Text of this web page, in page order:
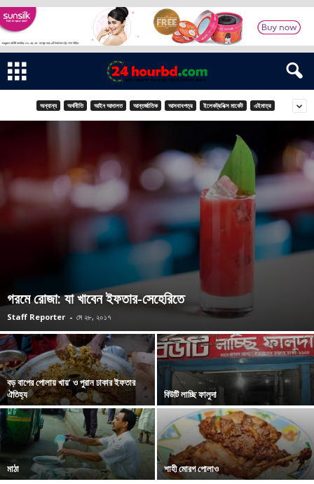
অন্যান্য অর্থনীতি আইন আদালত আন্তর্জাতিক আসবাবপত্র ইলেকট্রনিক্স মার্কেট এইমাত্র
গরমে রোজা: যা খাবেন ইফতার-সেহেরিতে
Staff Reporter - মে ২৮, ২০১৭
বড় বাপের পোলায় খায়’ ও পুরান ঢাকার ইফতার
ঐতিহ্য
বিউটি লাচ্ছি ফালুদা
মাঠা শাহী মোরগ পোলাও